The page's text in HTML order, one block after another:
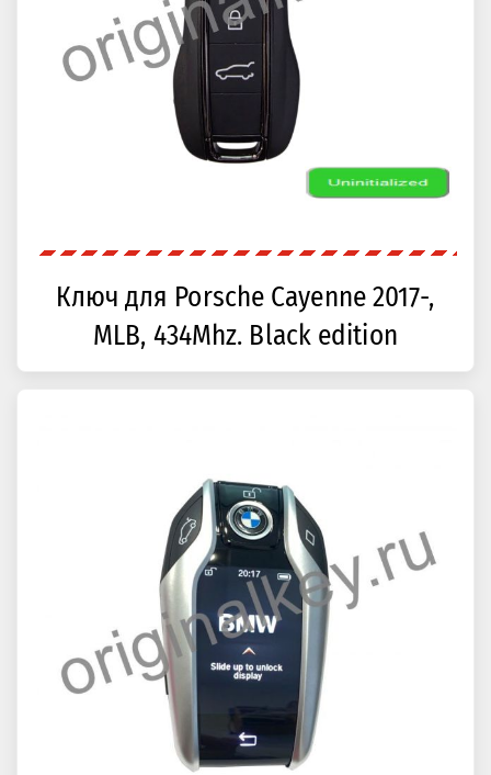
Ключ для Porsche Cayenne 2017-,
MLB, 434Mhz. Black edition